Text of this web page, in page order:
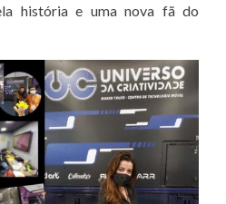
história e uma nova fã do